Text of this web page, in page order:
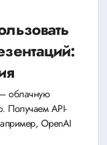
облачную
Получаем API-
OpenAI